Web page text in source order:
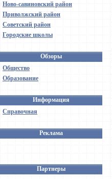
Ново-савиновский район
Приволжский район
Советский район
Городские школы
Обзоры
Общество
Образование
Информация
Справочная
Реклама
Партнеры